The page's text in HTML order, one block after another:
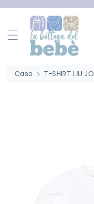
Casa
T-SHIRT LIU JO